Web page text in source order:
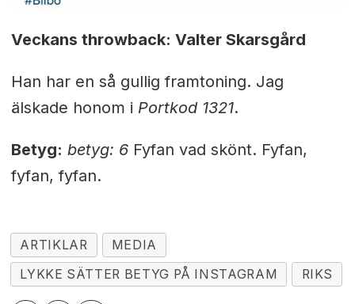
Veckans throwback: Valter Skarsgård
Han har en så gullig framtoning. Jag
älskade honom i Portkod 1321.
Betyg: betyg: 6Fyfan vad skönt. Fyfan,
fyfan, fyfan.
ARTIKLAR
MEDIA
LYKKE SÄTTER BETYG PÅ INSTAGRAM
RIKS